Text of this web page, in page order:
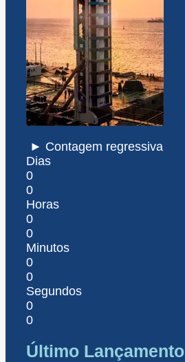
► Contagem regressiva
Dias
0
0
Horas
0
0
Minutos
0
0
Segundos
0
0
Último Lançamento